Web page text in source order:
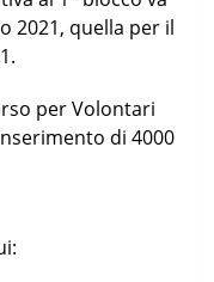
2021, quella per il
per Volontari
di 4000